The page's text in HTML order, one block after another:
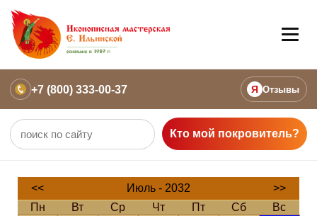
+7 (800) 333-00-37 Я Отзывы
Кто мой покровитель?
<< Июль - 2032
>>
Пн
Вт Ср Чт Пт Сб
Вс